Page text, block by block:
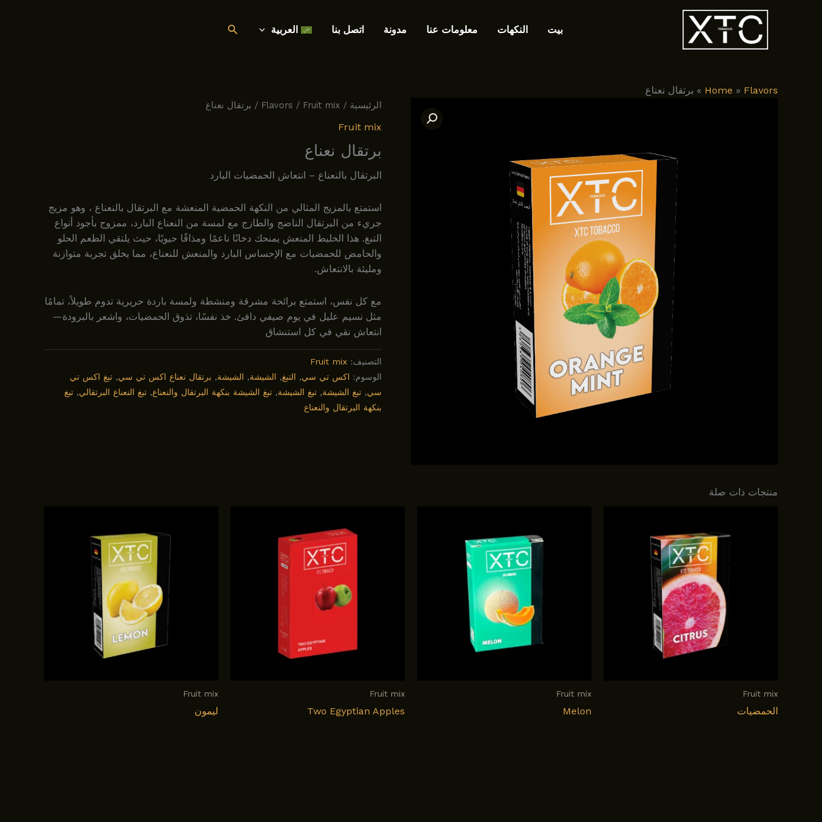
بيت النكهات معلومات عنا مدونة اتصل بنا العربية البحث
Home » Flavors
» برتقال نعناع
الرئيسية /
Flavors / Fruit mix / برتقال نعناع
Fruit mix
برتقال نعناع
البرتقال بالنعناع – انتعاش الحمضيات البارد
استمتع بالمزيج المثالي من النكهة الحمضية المنعشة مع البرتقال بالنعناع ، وهو مزيج
جريء من البرتقال الناضج والطازج مع لمسة من النعناع البارد، ممزوج بأجود أنواع
التبغ. هذا الخليط المنعش يمنحك دخانًا ناعمًا ومذاقًا حيويًا، حيث يلتقي الطعم الحلو
والحامض للحمضيات مع الإحساس البارد والمنعش للنعناع، مما يخلق تجربة متوازنة
ومليئة بالانتعاش.
مع كل نفس، استمتع برائحة مشرقة ومنشطة ولمسة باردة حريرية تدوم طويلاً، تمامًا
مثل نسيم عليل في يوم صيفي دافئ. خذ نفسًا، تذوق الحمضيات، واشعر بالبرودة—
انتعاش نقي في كل استنشاق
التصنيف: Fruit mix
الوسوم: اکس تي سي, التبغ, الشيشة, الشيشة, برتقال نعناع اكس تي سي, تبغ اکس تي
سي, تبغ الشيشة, تبغ الشيشة, تبغ الشيشة بنكهة البرتقال والنعناع, تبغ النعناع البرتقالي, تبغ
بنكهة البرتقال والنعناع
منتجات ذات صلة
Fruit mix
الحمضيات
Fruit mix
Melon
Fruit mix
Two Egyptian Apples
Fruit mix
ليمون